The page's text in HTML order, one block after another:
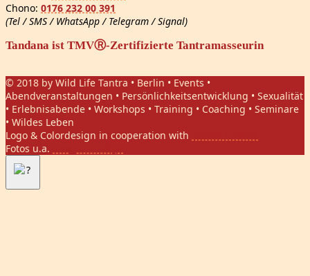
Chono: 0176 232 00 391
(Tel / SMS / WhatsApp / Telegram / Signal)
Tandana ist TMVⓇ-Zertifizierte Tantramasseurin
© 2018 by Wild Life Tantra • Berlin • Events •
Abendveranstaltungen • Persönlichkeitsentwicklung • Sexualität
• Erlebnisabende • Workshops • Training • Coaching • Seminare
• Wildes Leben
Logo & Colordesign in cooperation with
Fotos u.a.